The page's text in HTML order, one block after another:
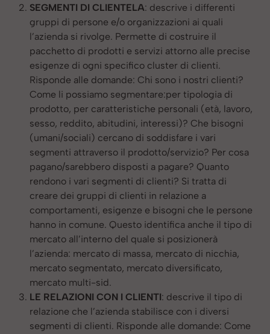
SEGMENTI DI CLIENTELA: descrive i differenti
gruppi di persone e/o organizzazioni ai quali
l’azienda si rivolge. Permette di costruire il
pacchetto di prodotti e servizi attorno alle precise
esigenze di ogni specifico cluster di clienti.
Risponde alle domande: Chi sono i nostri clienti?
Come li possiamo segmentare:per tipologia di
prodotto, per caratteristiche personali (età, lavoro,
sesso, reddito, abitudini, interessi)? Che bisogni
(umani/sociali) cercano di soddisfare i vari
segmenti attraverso il prodotto/servizio? Per cosa
pagano/sarebbero disposti a pagare? Quanto
rendono i vari segmenti di clienti? Si tratta di
creare dei gruppi di clienti in relazione a
comportamenti, esigenze e bisogni che le persone
hanno in comune. Questo identifica anche il tipo di
mercato all’interno del quale si posizionerà
l’azienda: mercato di massa, mercato di nicchia,
mercato segmentato, mercato diversificato,
mercato multi-sid.
LE RELAZIONI CON I CLIENTI: descrive il tipo di
relazione che l’azienda stabilisce con i diversi
segmenti di clienti. Risponde alle domande: Come